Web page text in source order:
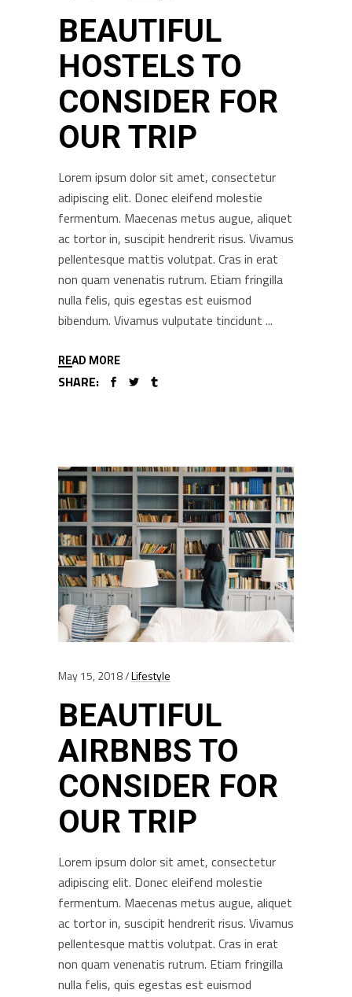
BEAUTIFUL
HOSTELS TO
CONSIDER FOR
OUR TRIP
Lorem ipsum dolor sit amet, consectetur
adipiscing elit. Donec eleifend molestie
fermentum. Maecenas metus augue, aliquet
ac tortor in, suscipit hendrerit risus. Vivamus
pellentesque mattis volutpat. Cras in erat
non quam venenatis rutrum. Etiam fringilla
nulla felis, quis egestas est euismod
bibendum. Vivamus vulputate tincidunt
READ MORE
SHARE:
May 15, 2018 Lifestyle
BEAUTIFUL
AIRBNBS TO
CONSIDER FOR
OUR TRIP
Lorem ipsum dolor sit amet, consectetur
adipiscing elit. Donec eleifend molestie
fermentum. Maecenas metus augue, aliquet
ac tortor in, suscipit hendrerit risus. Vivamus
pellentesque mattis volutpat. Cras in erat
non quam venenatis rutrum. Etiam fringilla
nulla felis, quis egestas est euismod